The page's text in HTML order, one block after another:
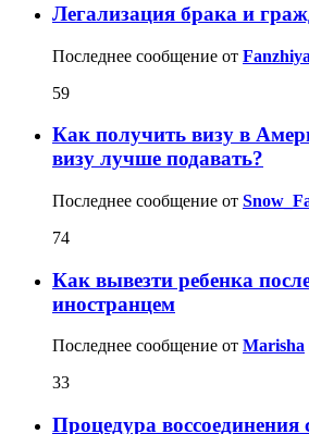
Легализация брака и
Последнее сообщение от Fanzhiya
59
Как получить визу в
визу лучше подавать?
Последнее сообщение от
74
Как вывезти ребенка
иностранцем
Последнее сообщение от Marisha
33
Процедура